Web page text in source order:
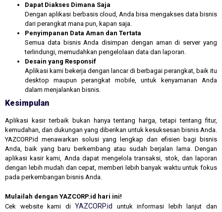
Dapat Diakses Dimana Saja
Dengan aplikasi berbasis cloud, Anda bisa mengakses data bisnis
dari perangkat mana pun, kapan saja.
Penyimpanan Data Aman dan Tertata
Semua data bisnis Anda disimpan dengan aman di server yang
terlindungi, memudahkan pengelolaan data dan laporan.
Desain yang Responsif
Aplikasi kami bekerja dengan lancar di berbagai perangkat, baik itu
desktop maupun perangkat mobile, untuk kenyamanan Anda
dalam menjalankan bisnis.
Kesimpulan
Aplikasi kasir terbaik bukan hanya tentang harga, tetapi tentang fitur,
kemudahan, dan dukungan yang diberikan untuk kesuksesan bisnis Anda.
YAZCORP.id menawarkan solusi yang lengkap dan efisien bagi bisnis
Anda, baik yang baru berkembang atau sudah berjalan lama. Dengan
aplikasi kasir kami, Anda dapat mengelola transaksi, stok, dan laporan
dengan lebih mudah dan cepat, memberi lebih banyak waktu untuk fokus
pada perkembangan bisnis Anda.
Mulailah dengan YAZCORP.id hari ini!
Cek website kami di YAZCORP.id
untuk informasi lebih lanjut dan